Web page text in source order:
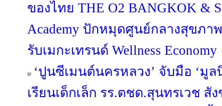
ของไทย THE O2 BANGKOK &
Academy ปักหมุดศูนย์กลางสุขภา
รับเมกะเทรนด์ Wellness Economy
‘ปูนซีเมนต์นครหลวง’ จับมือ ‘มู
เรียนเด็กเล็ก รร.ตชด.สุนทรเวช สั